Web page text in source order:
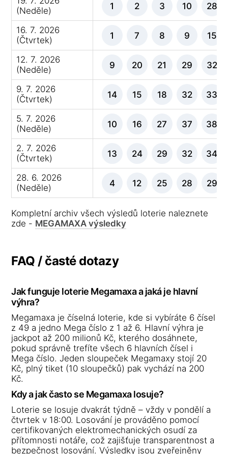
(Neděle)
1 2 3 10 28
16. 7. 2026
(Čtvrtek)
1 7 8 9 15
12. 7. 2026
(Neděle)
9 20 21 29 32
9. 7. 2026
(Čtvrtek)
14 15 18 32 33
5. 7. 2026
(Neděle)
10 16 27 37 38
2. 7. 2026
(Čtvrtek)
13 24 29 32 34
28. 6. 2026
(Neděle)
4 12 25 28 29
Kompletní archiv všech výsledů loterie naleznete
zde - MEGAMAXA výsledky
FAQ / časté dotazy
Jak funguje loterie Megamaxa a jaká je hlavní
výhra?
Megamaxa je číselná loterie, kde si vybíráte 6 čísel
z 49 a jedno Mega číslo z 1 až 6. Hlavní výhra je
jackpot až 200 milionů Kč, kterého dosáhnete,
pokud správně trefíte všech 6 hlavních čísel i
Mega číslo. Jeden sloupeček Megamaxy stojí 20
Kč, plný tiket (10 sloupečků) pak vychází na 200
Kč.
Kdy a jak často se Megamaxa losuje?
Loterie se losuje dvakrát týdně – vždy v pondělí a
čtvrtek v 18:00. Losování je prováděno pomocí
certifikovaných elektromechanických osudí za
přítomnosti notáře, což zajišťuje transparentnost a
bezpečnost losování. Výsledky jsou zveřejněny